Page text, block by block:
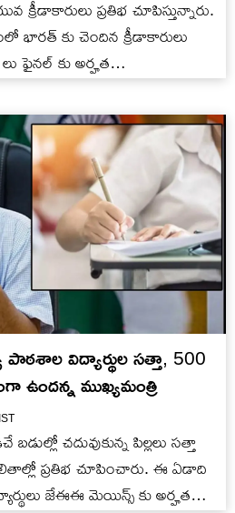
ప్రతిభ చూపిస్తున్నారు.
భారత్ కు చెందిన క్రీడాకారులు
ఫైనల్ కు అర్హత
విద్యార్థుల సత్తా, 500
ఉందన్న ముఖ్యమంత్రి
బడుల్లో చదువుకున్న పిల్లలు సత్తా
ప్రతిభ చూపించారు. ఈ ఏడాది
జేఈఈ మెయిన్స్ కు అర్హత